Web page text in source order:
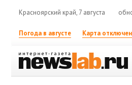
Красноярский край, 7 августа
Погода в августе Карта